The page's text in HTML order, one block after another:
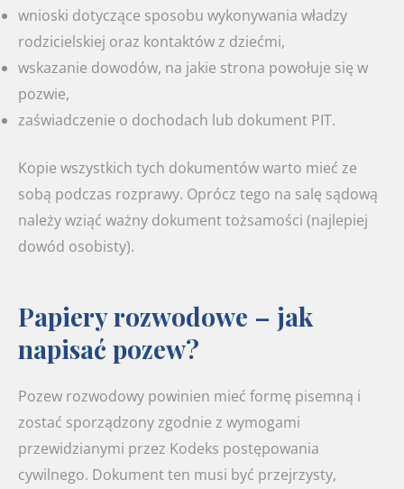
wnioski dotyczące sposobu wykonywania władzy
rodzicielskiej oraz kontaktów z dziećmi,
wskazanie dowodów, na jakie strona powołuje się w
pozwie,
zaświadczenie o dochodach lub dokument PIT.
Kopie wszystkich tych dokumentów warto mieć ze
sobą podczas rozprawy. Oprócz tego na salę sądową
należy wziąć ważny dokument tożsamości (najlepiej
dowód osobisty).
Papiery rozwodowe – jak
napisać pozew?
Pozew rozwodowy powinien mieć formę pisemną i
zostać sporządzony zgodnie z wymogami
przewidzianymi przez Kodeks postępowania
cywilnego. Dokument ten musi być przejrzysty,